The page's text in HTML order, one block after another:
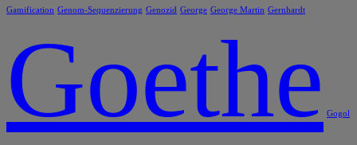
Gamification Genom-Sequenzierung Genozid George George Martin Gernhardt
Goethe Gogol